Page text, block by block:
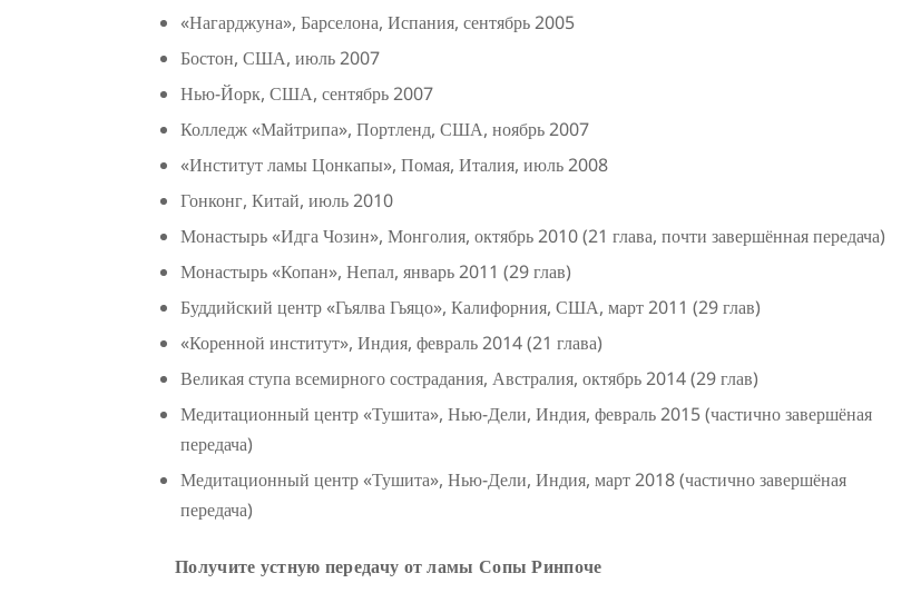
«Нагарджуна», Барселона, Испания, сентябрь 2005
Бостон, США, июль 2007
Нью-Йорк, США, сентябрь 2007
Колледж «Майтрипа», Портленд, США, ноябрь 2007
«Институт ламы Цонкапы», Помая, Италия, июль 2008
Гонконг, Китай, июль 2010
Монастырь «Идга Чозин», Монголия, октябрь 2010 (21 глава, почти завершённая передача)
Монастырь «Копан», Непал, январь 2011 (29 глав)
Буддийский центр «Гьялва Гьяцо», Калифорния, США, март 2011 (29 глав)
«Коренной институт», Индия, февраль 2014 (21 глава)
Великая ступа всемирного сострадания, Австралия, октябрь 2014 (29 глав)
Медитационный центр «Тушита», Нью-Дели, Индия, февраль 2015 (частично завершёная
передача)
Медитационный центр «Тушита», Нью-Дели, Индия, март 2018 (частично завершёная
передача)
Получите устную передачу от ламы Сопы Ринпоче